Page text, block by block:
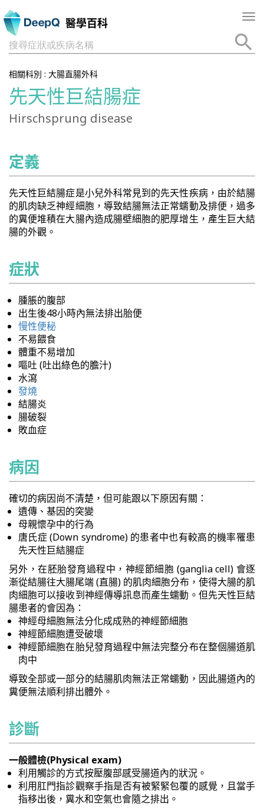
醫學百科
搜尋症狀或疾病名稱
相關科別 : 大腸直腸外科
先天性巨結腸症
Hirschsprung disease
定義
先天性巨結腸症是小兒外科常見到的先天性疾病，由於結腸
的肌肉缺乏神經細胞，導致結腸無法正常蠕動及排便，過多
的糞便堆積在大腸內造成腸壁細胞的肥厚增生，產生巨大結
腸的外觀。
症狀
腫脹的腹部
出生後48小時內無法排出胎便
慢性便秘
不易餵食
體重不易增加
嘔吐 (吐出綠色的膽汁)
水瀉
發燒
結腸炎
腸破裂
敗血症
病因
確切的病因尚不清楚，但可能跟以下原因有關：
遺傳、基因的突變
母親懷孕中的行為
唐氏症 (Down syndrome) 的患者中也有較高的機率罹患
先天性巨結腸症
另外，在胚胎發育過程中，神經節細胞 (ganglia cell) 會逐
漸從結腸往大腸尾端 (直腸) 的肌肉細胞分布，使得大腸的肌
肉細胞可以接收到神經傳導訊息而產生蠕動。但先天性巨結
腸患者的會因為：
神經母細胞無法分化成成熟的神經節細胞
神經節細胞遭受破壞
神經節細胞在胎兒發育過程中無法完整分布在整個腸道肌
肉中
導致全部或一部分的結腸肌肉無法正常蠕動，因此腸道內的
糞便無法順利排出體外。
診斷
一般體檢(Physical exam)
利用觸診的方式按壓腹部感受腸道內的狀況。
利用肛門指診觀察手指是否有被緊緊包覆的感覺，且當手
指移出後，糞水和空氣也會隨之排出。